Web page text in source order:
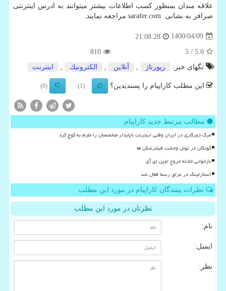
علاقه مندان بمنظور کسب اطلاعات بیشتر میتوانند به ادرس اینترنتی
صرافر به نشانی sarafer.com مراجعه نمایند.
1400/04/09
21:08:28
5.0
/ 5
810
تگهای خبر:
رپورتاژ آنلاین الكترونیك اینترنت
این مطلب کاراپیام را پسندیدین؟ (1)
(0)
مطالب مرتبط جدید کاراپیام
مرگ دورکاری در ایران وقتی اینترنت ناپایدار متخصصان را ملزم به کوچ کرد
کودکان در تونل وحشت فیلترشکن ها
بازخوانی حادثه خروج اوپن ای آی
استارلینک در عراق رسما فعال شد
نظرات بینندگان کاراپیام در مورد این مطلب
نظرتان در مورد این مطلب
نام:
ایمیل:
نظر: